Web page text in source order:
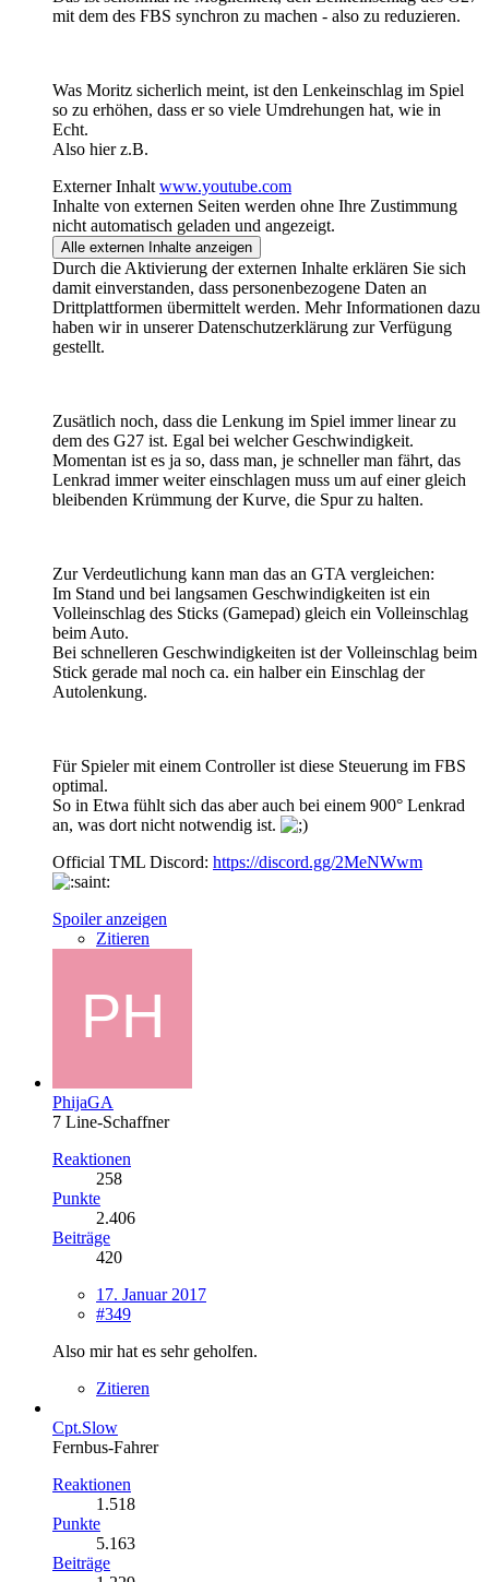
mit dem des FBS synchron zu machen - also zu reduzieren.
Was Moritz sicherlich meint, ist den Lenkeinschlag im Spiel
so zu erhöhen, dass er so viele Umdrehungen hat, wie in
Echt.
Also hier z.B.
Externer Inhalt www.youtube.com
Inhalte von externen Seiten werden ohne Ihre Zustimmung
nicht automatisch geladen und angezeigt.
Alle externen Inhalte anzeigen
Durch die Aktivierung der externen Inhalte erklären Sie sich
damit einverstanden, dass personenbezogene Daten an
Drittplattformen übermittelt werden. Mehr Informationen dazu
haben wir in unserer Datenschutzerklärung zur Verfügung
gestellt.
Zusätlich noch, dass die Lenkung im Spiel immer linear zu
dem des G27 ist. Egal bei welcher Geschwindigkeit.
Momentan ist es ja so, dass man, je schneller man fährt, das
Lenkrad immer weiter einschlagen muss um auf einer gleich
bleibenden Krümmung der Kurve, die Spur zu halten.
Zur Verdeutlichung kann man das an GTA vergleichen:
Im Stand und bei langsamen Geschwindigkeiten ist ein
Volleinschlag des Sticks (Gamepad) gleich ein Volleinschlag
beim Auto.
Bei schnelleren Geschwindigkeiten ist der Volleinschlag beim
Stick gerade mal noch ca. ein halber ein Einschlag der
Autolenkung.
Für Spieler mit einem Controller ist diese Steuerung im FBS
optimal.
So in Etwa fühlt sich das aber auch bei einem 900° Lenkrad
an, was dort nicht notwendig ist.
Official TML Discord: https://discord.gg/2MeNWwm
Spoiler anzeigen
Zitieren
PhijaGA
7 Line-Schaffner
Reaktionen
258
Punkte
2.406
Beiträge
420
17. Januar 2017
#349
Also mir hat es sehr geholfen.
Zitieren
Cpt.Slow
Fernbus-Fahrer
Reaktionen
1.518
Punkte
5.163
Beiträge